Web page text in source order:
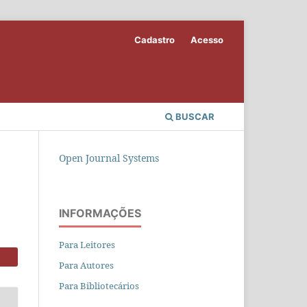
BUSCAR
Cadastro Acesso
Open Journal Systems
INFORMAÇÕES
Para Leitores
Para Autores
Para Bibliotecários